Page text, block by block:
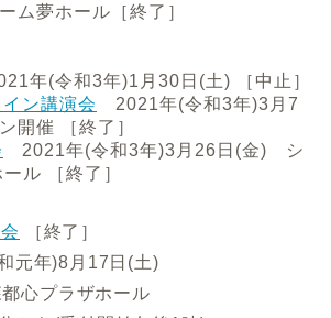
夢ホール［終了］
年(令和3年)1月30日(土) ［中止］
ン講演会
2021年(令和3年)3月7
開催 ［終了］
2021年(令和3年)3月26日(金) シ
ル ［終了］
［終了］
元年)8月17日(土)
心プラザホール